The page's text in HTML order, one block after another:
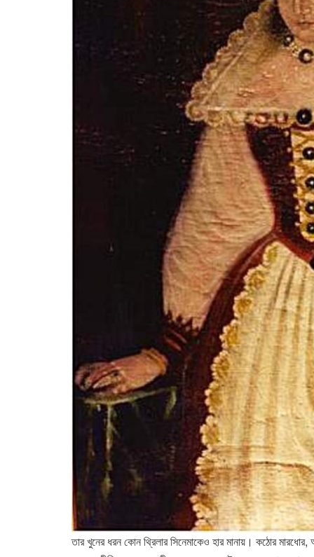
তার খুনের ধরন কোন থ্রিলার সিনেমাকেও হার মানায়। কঠোর